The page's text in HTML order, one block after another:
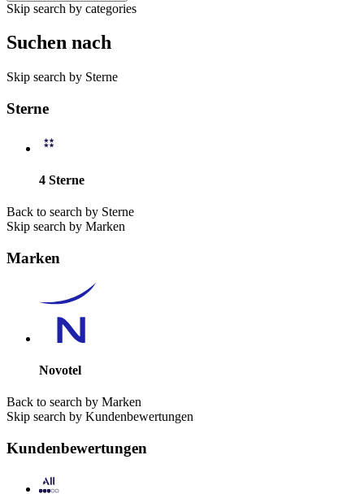
Skip search by categories
Suchen nach
Skip search by Sterne
Sterne
4 Sterne
Back to search by Sterne
Skip search by Marken
Marken
Novotel
Back to search by Marken
Skip search by Kundenbewertungen
Kundenbewertungen